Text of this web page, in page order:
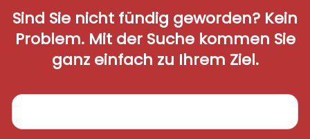
Sind Sie nicht fündig geworden? Kein
Problem. Mit der Suche kommen Sie
ganz einfach zu Ihrem Ziel.